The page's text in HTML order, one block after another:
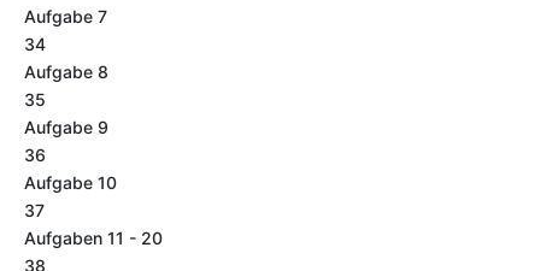
Aufgabe 7
34
Aufgabe 8
35
Aufgabe 9
36
Aufgabe 10
37
Aufgaben 11 - 20
38